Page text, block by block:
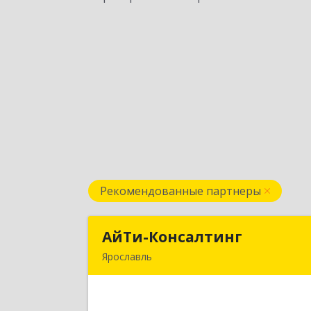
Рекомендованные партнеры
АйТи-Консалтинг
Ярославль
АйТи-Консалтинг